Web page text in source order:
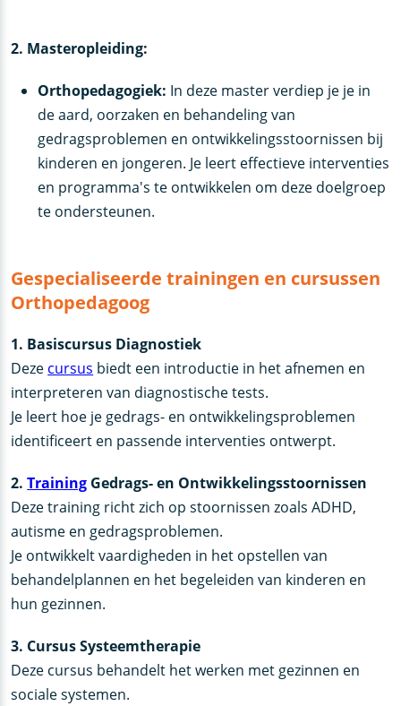
2. Masteropleiding:
Orthopedagogiek: In deze master verdiep je je in
de aard, oorzaken en behandeling van
gedragsproblemen en ontwikkelingsstoornissen bij
kinderen en jongeren. Je leert effectieve interventies
en programma's te ontwikkelen om deze doelgroep
te ondersteunen.
Gespecialiseerde trainingen en cursussen
Orthopedagoog
1. Basiscursus Diagnostiek
Deze cursus biedt een introductie in het afnemen en
interpreteren van diagnostische tests.
Je leert hoe je gedrags- en ontwikkelingsproblemen
identificeert en passende interventies ontwerpt.
2.Training Gedrags- en Ontwikkelingsstoornissen
Deze training richt zich op stoornissen zoals ADHD,
autisme en gedragsproblemen.
Je ontwikkelt vaardigheden in het opstellen van
behandelplannen en het begeleiden van kinderen en
hun gezinnen.
3. Cursus Systeemtherapie
Deze cursus behandelt het werken met gezinnen en
sociale systemen.